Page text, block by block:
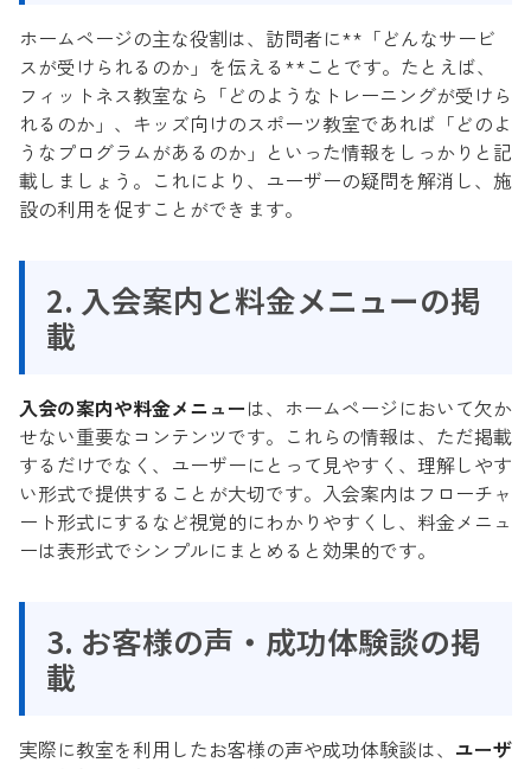
ホームページの主な役割は、訪問者に**「どんなサービ
スが受けられるのか」を伝える**ことです。たとえば、
フィットネス教室なら「どのようなトレーニングが受けら
れるのか」、キッズ向けのスポーツ教室であれば「どのよ
うなプログラムがあるのか」といった情報をしっかりと記
載しましょう。これにより、ユーザーの疑問を解消し、施
設の利用を促すことができます。
2. 入会案内と料金メニューの掲
載
入会の案内や料金メニューは、ホームページにおいて欠か
せない重要なコンテンツです。これらの情報は、ただ掲載
するだけでなく、ユーザーにとって見やすく、理解しやす
い形式で提供することが大切です。入会案内はフローチャ
ート形式にするなど視覚的にわかりやすくし、料金メニュ
ーは表形式でシンプルにまとめると効果的です。
3. お客様の声・成功体験談の掲
載
実際に教室を利用したお客様の声や成功体験談は、 ユーザ